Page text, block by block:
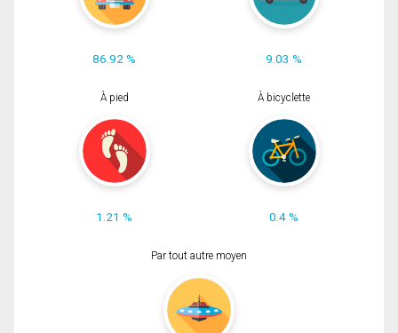
86.92 % 9.03 %
À pied
1.21 %
À bicyclette
0.4 %
Par tout autre moyen